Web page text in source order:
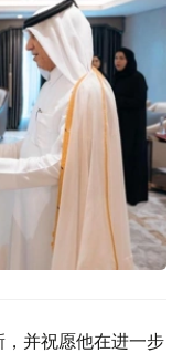
并祝愿他在进一步